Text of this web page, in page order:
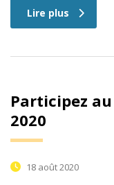
Lire plus
Participez
2020
18 août 2020